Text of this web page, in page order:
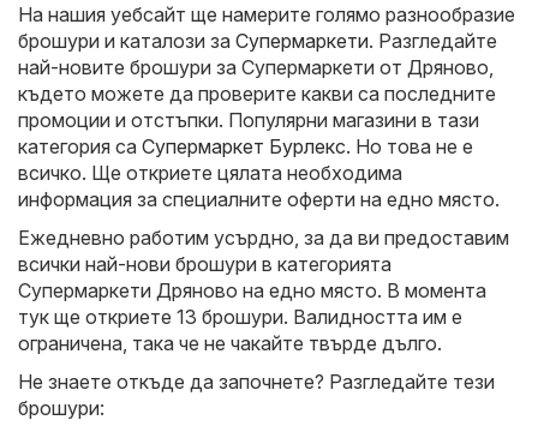
На нашия уебсайт ще намерите голямо разнообразие
брошури и каталози за Супермаркети. Разгледайте
най-новите брошури за Супермаркети от Дряново,
където можете да проверите какви са последните
промоции и отстъпки. Популярни магазини в тази
категория са Супермаркет Бурлекс. Но това не е
всичко. Ще откриете цялата необходима
информация за специалните оферти на едно място.
Ежедневно работим усърдно, за да ви предоставим
всички най-нови брошури в категорията
Супермаркети Дряново на едно място. В момента
тук ще откриете 13 брошури. Валидността им е
ограничена, така че не чакайте твърде дълго.
Не знаете откъде да започнете? Разгледайте тези
брошури: